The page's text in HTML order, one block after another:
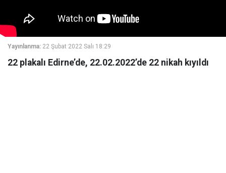
Yayınlanma: 22 Şubat 2022 Salı 18:29
22 plakalı Edirne’de, 22.02.2022’de 22 nikah kıyıldı